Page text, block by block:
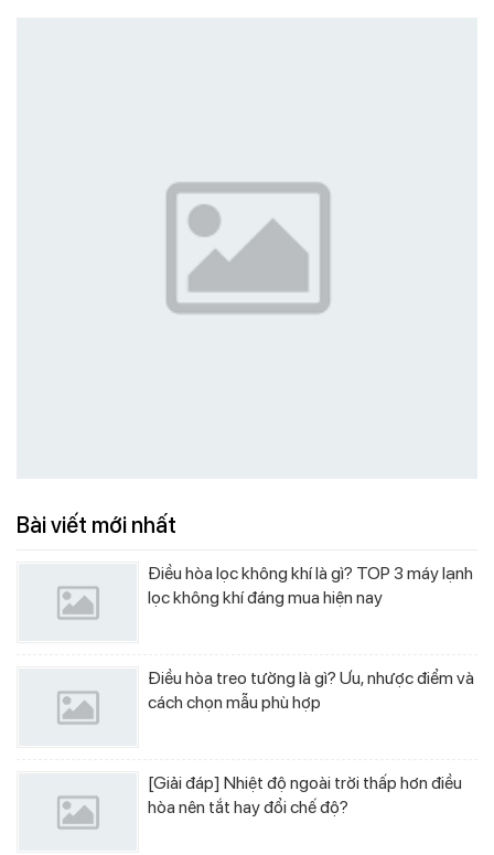
Bài viết mới nhất
Điều hòa lọc không khí là gì? TOP 3 máy lạnh
lọc không khí đáng mua hiện nay
Điều hòa treo tường là gì? Ưu, nhược điểm và
cách chọn mẫu phù hợp
[Giải đáp] Nhiệt độ ngoài trời thấp hơn điều
hòa nên tắt hay đổi chế độ?